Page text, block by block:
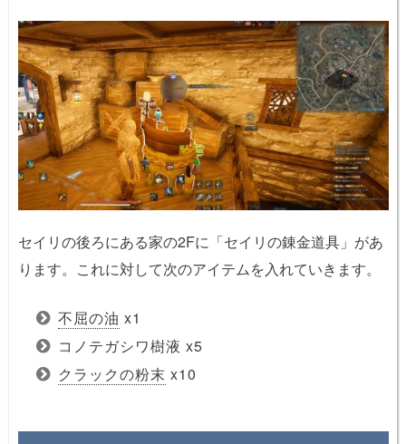
セイリの後ろにある家の2Fに「セイリの錬金道具」があ
ります。これに対して次のアイテムを入れていきます。
不屈の油 x1
コノテガシワ樹液 x5
クラックの粉末 x10